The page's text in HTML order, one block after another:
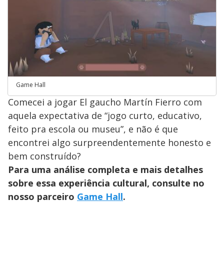
Game Hall
Comecei a jogar El gaucho Martín Fierro com
aquela expectativa de “jogo curto, educativo,
feito pra escola ou museu”, e não é que
encontrei algo surpreendentemente honesto e
bem construído?
Para uma análise completa e mais detalhes
sobre essa experiência cultural, consulte no
nosso parceiro Game Hall.